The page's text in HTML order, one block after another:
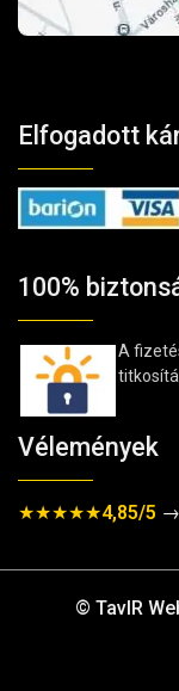
Elfogadott
100%
A
Vélemények
★★★★★4,85/5
© TavIR